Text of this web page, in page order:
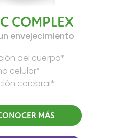
COMPLEX
envejecimiento
del cuerpo*
celular*
cerebral*
MÁS